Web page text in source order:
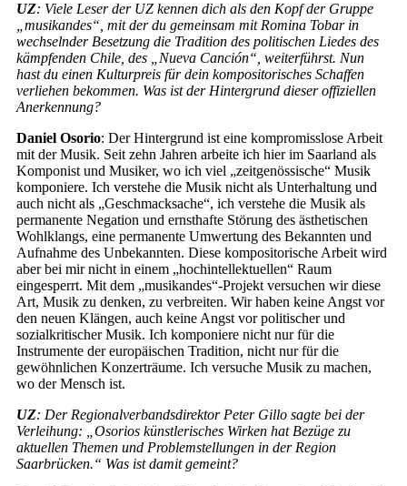
UZ: Viele Leser der UZ kennen dich als den Kopf der Gruppe
„musikandes“, mit der du gemeinsam mit Romina Tobar in
wechselnder Besetzung die Tradition des politischen Liedes des
kämpfenden Chile, des „Nueva Canción“, weiterführst. Nun
hast du einen Kulturpreis für dein kompositorisches Schaffen
verliehen bekommen. Was ist der Hintergrund dieser offiziellen
Anerkennung?
Daniel Osorio: Der Hintergrund ist eine kompromisslose Arbeit
mit der Musik. Seit zehn Jahren arbeite ich hier im Saarland als
Komponist und Musiker, wo ich viel „zeitgenössische“ Musik
komponiere. Ich verstehe die Musik nicht als Unterhaltung und
auch nicht als „Geschmacksache“, ich verstehe die Musik als
permanente Negation und ernsthafte Störung des ästhetischen
Wohlklangs, eine permanente Umwertung des Bekannten und
Aufnahme des Unbekannten. Diese kompositorische Arbeit wird
aber bei mir nicht in einem „hochintellektuellen“ Raum
eingesperrt. Mit dem „musikandes“-Projekt versuchen wir diese
Art, Musik zu denken, zu verbreiten. Wir haben keine Angst vor
den neuen Klängen, auch keine Angst vor politischer und
sozialkritischer Musik. Ich komponiere nicht nur für die
Instrumente der europäischen Tradition, nicht nur für die
gewöhnlichen Konzerträume. Ich versuche Musik zu machen,
wo der Mensch ist.
UZ: Der Regionalverbandsdirektor Peter Gillo sagte bei der
Verleihung: „Osorios künstlerisches Wirken hat Bezüge zu
aktuellen Themen und Problemstellungen in der Region
Saarbrücken.“ Was ist damit gemeint?